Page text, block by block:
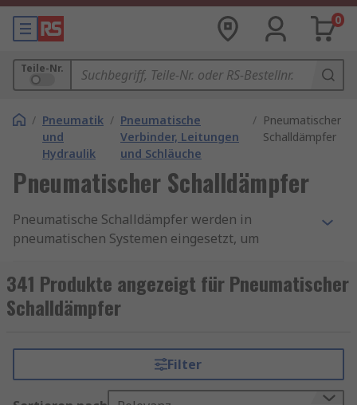
0
Teile-Nr.
/ Pneumatik
und
Hydraulik
/ Pneumatische
Verbinder, Leitungen
und Schläuche
/ Pneumatischer
Schalldämpfer
Pneumatischer Schalldämpfer
Pneumatische Schalldämpfer werden in
pneumatischen Systemen eingesetzt, um
werden normalerweise mit Ventilen, Verteilern,
Zylindern, Kompressoren und Anschlüssen
eingesetzt. RS bietet eine Reihe von
Marken, einschließlich Festo, SMC, Legris, Festo,
SMC, Norgren und natürlich RS PRO.
341 Produkte angezeigt für Pneumatischer
Schalldämpfer
Filter